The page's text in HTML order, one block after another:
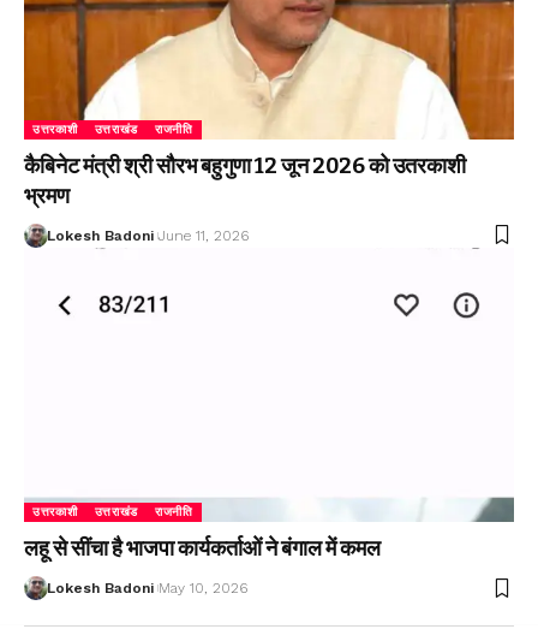
उत्तरकाशी उत्तराखंड राजनीति
कैबिनेट मंत्री श्री सौरभ बहुगुणा 12 जून 2026 को उतरकाशी
भ्रमण
Lokesh Badoni June 11, 2026
उत्तरकाशी उत्तराखंड राजनीति
लहू से सींचा है भाजपा कार्यकर्ताओं ने बंगाल में कमल
Lokesh Badoni May 10, 2026